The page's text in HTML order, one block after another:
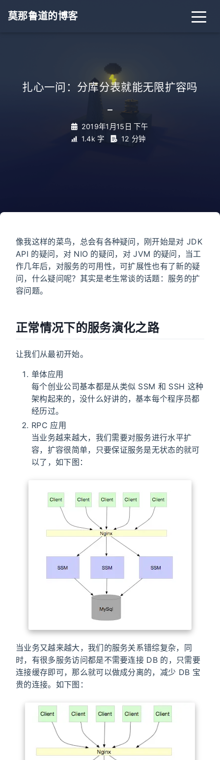
莫那鲁道的博客
扎心一问：分库分表就能无限扩容吗
2019年1月15日 下午
1.4k 字
12 分钟
像我这样的菜鸟，总会有各种疑问，刚开始是对 JDK
API 的疑问，对 NIO 的疑问，对 JVM 的疑问，当工
作几年后，对服务的可用性，可扩展性也有了新的疑
问，什么疑问呢？其实是老生常谈的话题：服务的扩
容问题。
正常情况下的服务演化之路
让我们从最初开始。
单体应用
每个创业公司基本都是从类似 SSM 和 SSH 这种
架构起来的，没什么好讲的，基本每个程序员都
经历过。
RPC 应用
当业务越来越大，我们需要对服务进行水平扩
容，扩容很简单，只要保证服务是无状态的就可
以了，如下图：
当业务又越来越大，我们的服务关系错综复杂，同
时，有很多服务访问都是不需要连接 DB 的，只需要
连接缓存即可，那么就可以做成分离的，减少 DB 宝
贵的连接。如下图：